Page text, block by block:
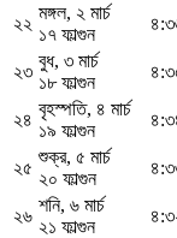
২২
মঙ্গল, ২ মার্চ
১৭ ফাল্গুন
২৩
বুধ, ৩ মার্চ
১৮ ফাল্গুন
২৪
বৃহস্পতি, ৪ মার্চ
১৯ ফাল্গুন
২৫
শুক্র, ৫ মার্চ
২০ ফাল্গুন
২৬
শনি, ৬ মার্চ
২১ ফাল্গুন